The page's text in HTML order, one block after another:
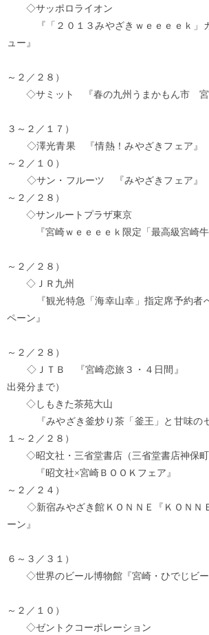
◇サッポロライオン
『「２０１３みやざきｗｅｅｅｅｋ」ガ
ュー』
（２
～２／２８）
◇サミット 『春の九州うまかもん市 宮崎
（２
３～２／１７）
◇澤光青果 『情熱！みやざきフ
～２／１０）
◇サン・フルーツ 『みやざきフ
～２／２８）
◇サンルートプラザ東京
『宮崎ｗｅｅｅｅｋ限定「最高級宮崎牛
（２
～２／２８）
◇ＪＲ九州
『観光特急「海幸山幸」指定席予約者へ
ペーン』
（１／
～２／２８）
◇ＪＴＢ 『宮崎恋旅３・４日
出発分まで）
◇しもきた茶苑大山
『みやざき釜炒り茶「釜王」と甘味
１～２／２８）
◇昭文社・三省堂書店（三省堂書店神保町
『昭文社×宮崎ＢＯＯＫフェ
～２／２４）
◇新宿みやざき館ＫＯＮＮＥ『ＫＯＮＮ
ーン』
（１
６～３／３１）
◇世界のビール博物館『宮崎・ひでじビー
（２
～２／１０）
◇ゼントクコーポレーション